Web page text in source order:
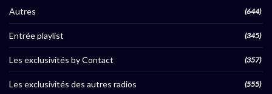
Autres (644)
Entrée playlist (345)
Les exclusivités by Contact (357)
Les exclusivités des autres radios (555)